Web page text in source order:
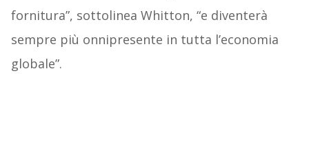
fornitura”, sottolinea Whitton, “e diventerà
sempre più onnipresente in tutta l’economia
globale”.